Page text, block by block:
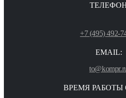
+7 (495) 492-
EMAIL:
ВРЕМЯ РАБОТЫ